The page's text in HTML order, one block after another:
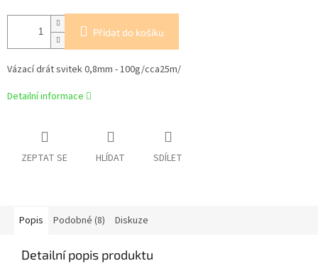
Přidat do košíku
Vázací drát svitek 0,8mm - 100g/cca25m/
Detailní informace
ZEPTAT SE HLÍDAT SDÍLET
Popis Podobné (8) Diskuze
Detailní popis produktu